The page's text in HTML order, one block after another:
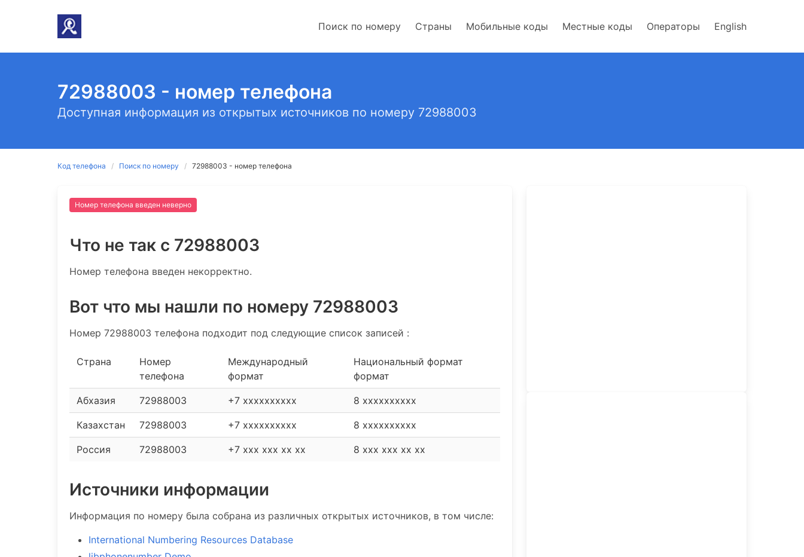
Поиск по номеру Страны Мобильные коды Местные коды Операторы English
72988003 - номер телефона
Доступная информация из открытых источников по номеру 72988003
Код телефона Поиск по номеру 72988003 - номер телефона
Номер телефона введен неверно
Что не так c 72988003
Номер телефона введен некорректно.
Вот что мы нашли по номеру 72988003
Номер 72988003 телефона подходит под следующие список записей :
Страна
Номер
телефона
Международный
формат
Национальный формат
формат
Абхазия 72988003 +7 xxxxxxxxxx 8 xxxxxxxxxx
Казахстан 72988003 +7 xxxxxxxxxx 8 xxxxxxxxxx
Россия 72988003 +7 xxx xxx xx xx 8 xxx xxx xx xx
Источники информации
Информация по номеру была собрана из различных открытых источников, в том числе:
International Numbering Resources Database